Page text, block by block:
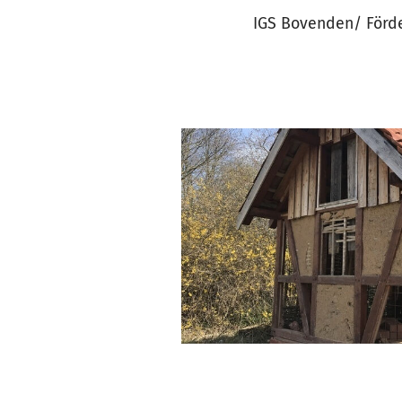
IGS Bovenden/